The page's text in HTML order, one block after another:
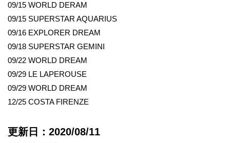
09/15 WORLD DERAM
09/15 SUPERSTAR AQUARIUS
09/16 EXPLORER DREAM
09/18 SUPERSTAR GEMINI
09/22 WORLD DREAM
09/29 LE LAPEROUSE
09/29 WORLD DREAM
12/25 COSTA FIRENZE
更新日：2020/08/11